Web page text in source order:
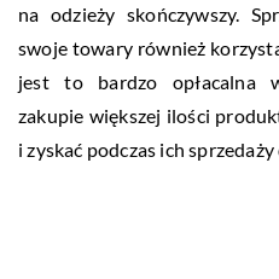
na odzieży skończywszy.
swoje towary również
jest to bardzo opłacalna
zakupie większej ilości
i zyskać podczas ich